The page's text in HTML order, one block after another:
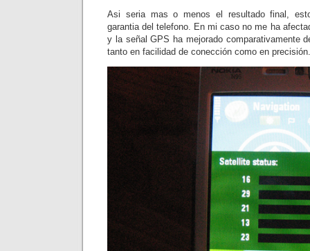
Asi seria mas o menos el resultado final,
garantia del telefono. En mi caso no me ha
y la señal GPS ha mejorado comparativamente
tanto en facilidad de conección como en precisión.